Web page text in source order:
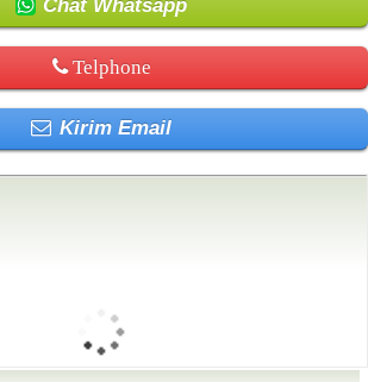
Chat Whatsapp
Telphone
Kirim Email